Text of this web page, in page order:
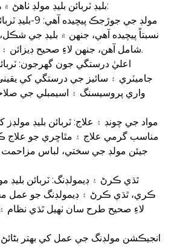
9-بليڊ ٽربائن بليڊ مولڊ ٺاهڻ ۾ هيٺيان مشڪلاتون آهن:
مولڊ جي جوڙجڪ
نسبتاً پيچيده آهي، جنهن ۾ بليڊ جي شڪل،
شامل آهن، جنهن لاءِ صحيح ڊيزائن ۽ پيداوار جي ضرورت آهي.
اعليٰ درستگي جون گهرجون:
جاميٽري ۽ سائيز جي درستگي کي
واري پروسيسنگ ۽ اسيمبلي جي
مواد جي چونڊ ۽ علاج: ٽربائن بليڊ
مناسب گرمي علاج ۽ مٿاڇري جو
جيئن مولڊ جي سختي، لباس
ٿڌي ڪرڻ ۽ ڊيمولڊنگ: ٽربائن
ڪري، ٿڌي ڪرڻ ۽ ڊيمولڊنگ جو عمل
لاءِ صحيح طرح سان ٺهيل ٿڌي نظام
انجيڪشن مولڊنگ جي عمل کي بهتر بڻائڻ